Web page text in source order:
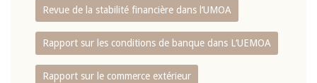
Revue de la stabilité financière dans l‘UMOA
Rapport sur les conditions de banque dans L‘UEMOA
Rapport sur le commerce extérieur